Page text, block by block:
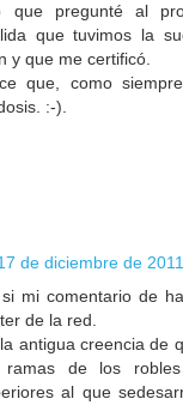
que pregunté al
que tuvimos la
y que me certificó.
que, como
:-).
de diciembre de
mi comentario de
de la red.
antigua creencia de
de los robles
al que